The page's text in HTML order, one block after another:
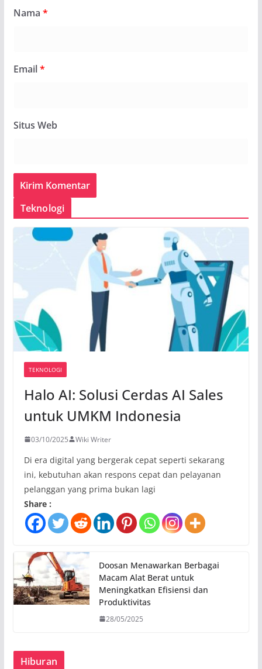
Nama *
Email*
Situs Web
Teknologi
TEKNOLOGI
Halo AI: Solusi Cerdas AI Sales
untuk UMKM Indonesia
03/10/2025 Wiki Writer
Di era digital yang bergerak cepat seperti sekarang
ini, kebutuhan akan respons cepat dan pelayanan
pelanggan yang prima bukan lagi
Share :
Doosan Menawarkan Berbagai
Macam Alat Berat untuk
Meningkatkan Efisiensi dan
Produktivitas
28/05/2025
Hiburan